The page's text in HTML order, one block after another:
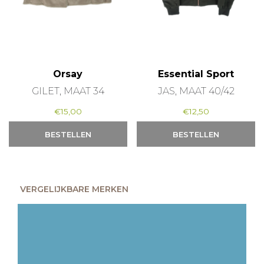
Orsay
GILET, MAAT 34
€15,00
BESTELLEN
Essential Sport
JAS, MAAT 40/42
€12,50
BESTELLEN
VERGELIJKBARE MERKEN